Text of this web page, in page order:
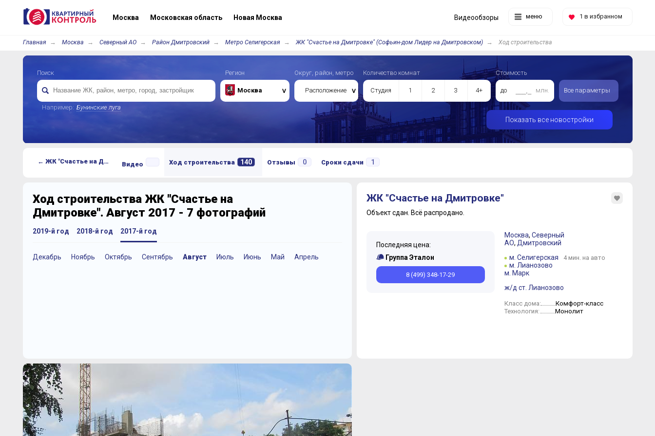
Москва Московская область Новая Москва меню 1 в избранном
Видеообзоры
Главная Москва Северный АО Район Дмитровский Метро Селигерская ЖК "Счастье на Дмитровке" (Софьин-дом Лидер на Дмитровском) Ход строительства
Поиск
Например: Бунинские луга
Регион
Москва
Округ, район, метро
Расположение
Количество комнат
Студия 1 2 3 4+
Стоимость
до млн. Все параметры
Показать все новостройки
← ЖК "Счастье на Дмитровке" Видео Ход строительства 140 Отзывы 0 Сроки сдачи 1
Ход строительства ЖК "Счастье на
Дмитровке". Август 2017 - 7 фотографий
2019-й год
Март Январь
2018-й год
Ноябрь Июль Июнь Февраль Январь
2017-й год
Декабрь Ноябрь Октябрь Сентябрь Август Июль Июнь Май Апрель
ЖК "Счастье на Дмитровке"
Объект сдан. Всё распродано.
Последняя цена:
Группа Эталон
8 (499) 348-17-29
Москва, Северный
АО, Дмитровский
м. Селигерская
4 мин. на авто
м. Лианозово
м. Марк
ж/д ст. Лианозово
Класс дома: Комфорт-класс
Технология: Монолит